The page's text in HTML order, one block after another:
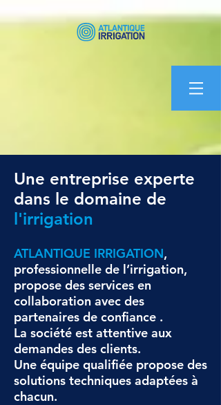
Une entreprise experte
dans le domaine de
l'irrigation
ATLANTIQUE IRRIGATION,
professionnelle de l’irrigation,
propose des services en
collaboration avec des
partenaires de confiance .
La société est attentive aux
demandes des clients.
Une équipe qualifiée propose des
solutions techniques adaptées à
chacun.